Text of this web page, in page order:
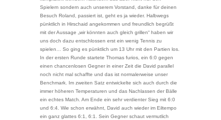
Spielern sondern auch unserem Vorstand, danke für deinen
Besuch Roland, passiert ist, geht es ja wieder. Halbwegs
pünktlich in Hirschaid angekommen und freundlich begrüßt
mit der Aussage „wir könnten auch gleich grillen“ haben wir
uns doch dazu entschlossen erst ein wenig Tennis zu
spielen… So ging es pünktlich um 13 Uhr mit den Partien los.
In der ersten Runde startete Thomas furios, ein 6:0 gegen
einen chancenlosen Gegner in einer Zeit die David parallel
noch nicht mal schaffte und das ist normalerweise unser
Benchmark. Im zweiten Satz entwickelte sich auch durch die
immer höheren Temperaturen und das Nachlassen der Bälle
ein echtes Match. Am Ende ein sehr verdienter Sieg mit 6:0
und 6:4. Wie schon erwähnt, David auch wieder im Eiltempo
ein ganz glattes 6:1, 6:1. Sein Gegner schaut vermutlich